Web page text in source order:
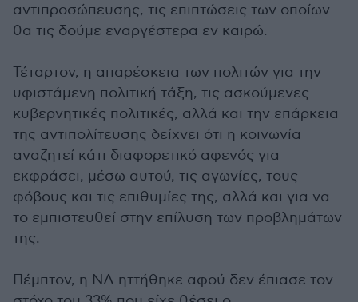
αντιπροσώπευσης, τις επιπτώσεις των οποίων
θα τις δούμε εναργέστερα εν καιρώ.
Τέταρτον, η απαρέσκεια των πολιτών για την
υφιστάμενη πολιτική τάξη, τις ασκούμενες
κυβερνητικές πολιτικές, αλλά και την επάρκεια
της αντιπολίτευσης δείχνει ότι η κοινωνία
αναζητεί κάτι διαφορετικό αφενός για
εκφράσει, μέσω αυτού, τις αγωνίες, τους
φόβους και τις επιθυμίες της, αλλά και για να
το εμπιστευθεί στην επίλυση των προβλημάτων
της.
Πέμπτον, η ΝΔ ηττήθηκε αφού δεν έπιασε τον